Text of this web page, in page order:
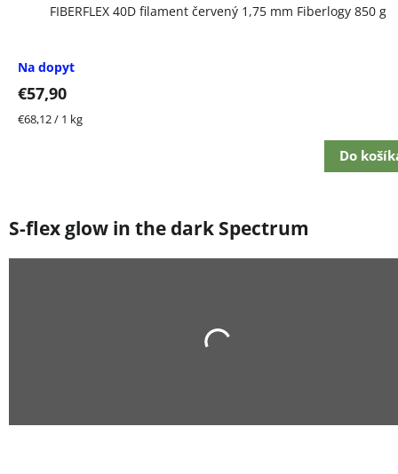
FIBERFLEX 40D filament červený 1,75 mm Fiberlogy 850 g
Na dopyt
€57,90
Jednotková
€68,12 / 1 kg
Do
S-flex glow in the dark Spectrum